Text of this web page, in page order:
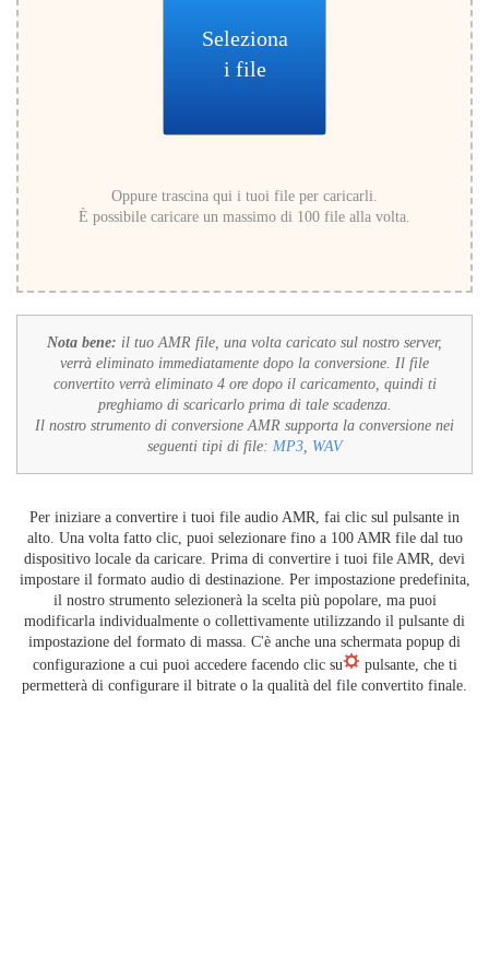
Seleziona
i file
Oppure trascina qui i tuoi file per caricarli.
È possibile caricare un massimo di 100 file alla volta.
Nota bene: il tuo AMR file, una volta caricato sul nostro server,
verrà eliminato immediatamente dopo la conversione. Il file
convertito verrà eliminato 4 ore dopo il caricamento, quindi ti
preghiamo di scaricarlo prima di tale scadenza.
Il nostro strumento di conversione AMR supporta la conversione nei
seguenti tipi di file: MP3, WAV
Per iniziare a convertire i tuoi file audio AMR, fai clic sul pulsante in
alto. Una volta fatto clic, puoi selezionare fino a 100 AMR file dal tuo
dispositivo locale da caricare. Prima di convertire i tuoi file AMR, devi
impostare il formato audio di destinazione. Per impostazione predefinita,
il nostro strumento selezionerà la scelta più popolare, ma puoi
modificarla individualmente o collettivamente utilizzando il pulsante di
impostazione del formato di massa. C'è anche una schermata popup di
configurazione a cui puoi accedere facendo clic su
pulsante, che ti
permetterà di configurare il bitrate o la qualità del file convertito finale.